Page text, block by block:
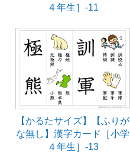
４年生］-11
【かるたサイズ】【ふりが
な無し】漢字カード［小学
４年生］-13